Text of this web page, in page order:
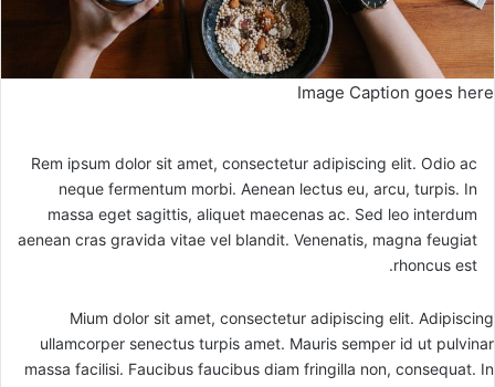
Image Caption goes here
Rem ipsum dolor sit amet, consectetur adipiscing elit. Odio ac
neque fermentum morbi. Aenean lectus eu, arcu, turpis. In
massa eget sagittis, aliquet maecenas ac. Sed leo interdum
aenean cras gravida vitae vel blandit. Venenatis, magna feugiat
rhoncus est.
Mium dolor sit amet, consectetur adipiscing elit. Adipiscing
ullamcorper senectus turpis amet. Mauris semper id ut pulvinar
massa facilisi. Faucibus faucibus diam fringilla non, consequat. In